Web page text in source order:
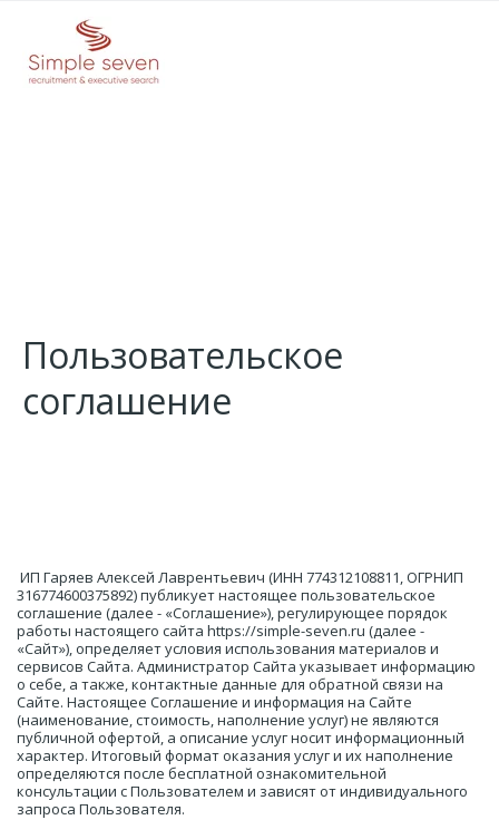
Пользовательское
соглашение
316774600375892) публикует настоящее пользовательское
соглашение (далее - «Соглашение»), регулирующее порядок
работы настоящего сайта https://simple-seven.ru (далее -
«Сайт»), определяет условия использования материалов и
сервисов Сайта. Администратор Сайта указывает информацию
о себе, а также, контактные данные для обратной связи на
Сайте. Настоящее Соглашение и информация на Сайте
(наименование, стоимость, наполнение услуг) не являются
публичной офертой, а описание услуг носит информационный
характер. Итоговый формат оказания услуг и их наполнение
определяются после бесплатной ознакомительной
консультации с Пользователем и зависят от индивидуального
запроса Пользователя.